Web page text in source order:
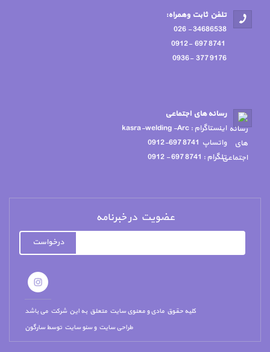
تلفن ثابت وهمراه:
34686538 - 026
9176 377 -0936
رسانه هاي اجتماعي
اينستاگرام : kasra-welding -Arc
واتساپ 8741 697-0912
تلگرام : 8741 697 - 0912
عضویت در خبرنامه
درخواست
کلیه حقوق مادی و معنوی سایت متعلق به این شرکت می باشد
طراحی سایتوسئو سایت توسطسارگون